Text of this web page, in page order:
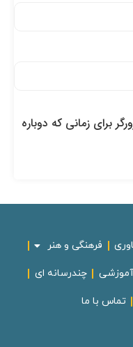
زمانی که دوباره
فرهنگی و هنر
چندرسانه ای
با ما